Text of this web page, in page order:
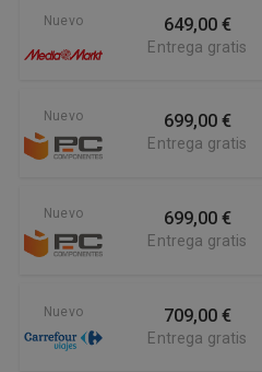
Nuevo 649,00 €
Entrega gratis
Nuevo 699,00 €
Entrega gratis
Nuevo 699,00 €
Entrega gratis
Nuevo 709,00 €
Entrega gratis